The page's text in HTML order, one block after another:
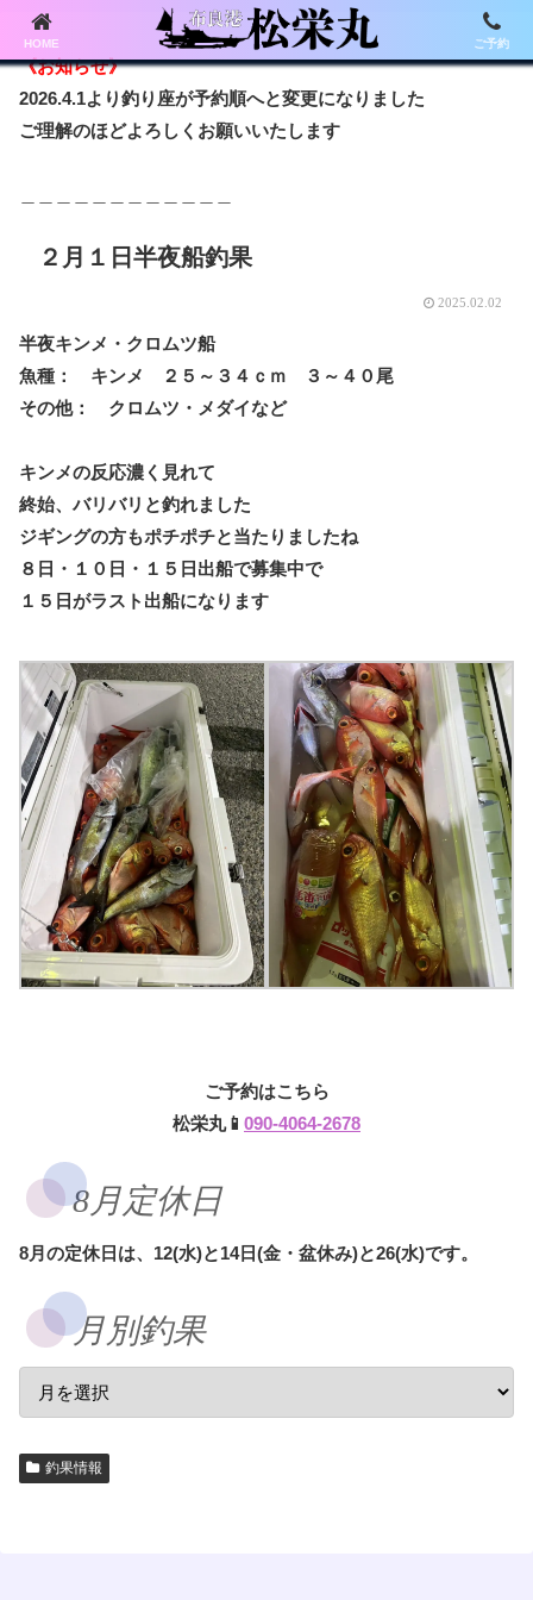
《お知らせ》
2026.4.1より釣り座が予約順へと変更になりました
ご理解のほどよろしくお願いいたします
２月１日半夜船釣果
2025.02.02
半夜キンメ・クロムツ船
魚種： キンメ ２５～３４ｃｍ ３～４０尾
その他： クロムツ・メダイなど
キンメの反応濃く見れて
終始、バリバリと釣れました
ジギングの方もポチポチと当たりましたね
８日・１０日・１５日出船で募集中で
１５日がラスト出船になります
ご予約はこちら
松栄丸📱 090-4064-2678
8月定休日
8月の定休日は、12(水)と14日(金・盆休み)と26(水)です。
月別釣果
釣果情報
HOME ご予約